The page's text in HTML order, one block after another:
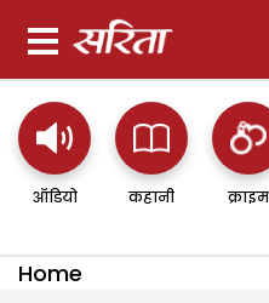
ऑडियो कहानी क्राइम
Home